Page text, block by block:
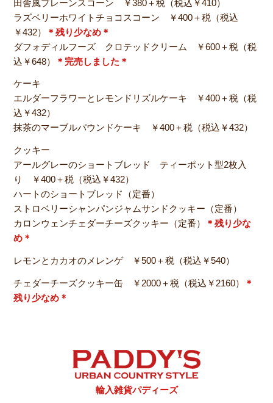
田舎風プレーンスコーン ￥380＋税（税込￥410）
ラズベリーホワイトチョコスコーン ￥400＋税（税込
￥432）
＊残り少なめ＊
ダフォディルフーズ クロテッドクリーム ￥600＋税（税
込￥648）
＊完売しました＊
ケーキ
エルダーフラワーとレモンドリズルケーキ ￥400＋税（税
込￥432）
抹茶のマーブルパウンドケーキ ￥400＋税（税込￥432）
クッキー
アールグレーのショートブレッド ティーポット型2枚入
り ￥400＋税（税込￥432）
ハートのショートブレッド（定番）
ストロベリーシャンパンジャムサンドクッキー（定番）
カロンウェンチェダーチーズクッキー（定番）
＊残り少な
め＊
レモンとカカオのメレンゲ ￥500＋税（税込￥540）
チェダーチーズクッキー缶 ￥2000＋税（税込￥2160）
＊
残り少なめ＊
輸入雑貨パディーズ